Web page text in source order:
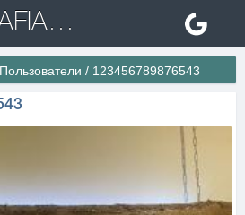
✌ CS-MAFIA.RU ✌ Игровые сервера Counter Strike 1.6
Пользователи / 123456789876543